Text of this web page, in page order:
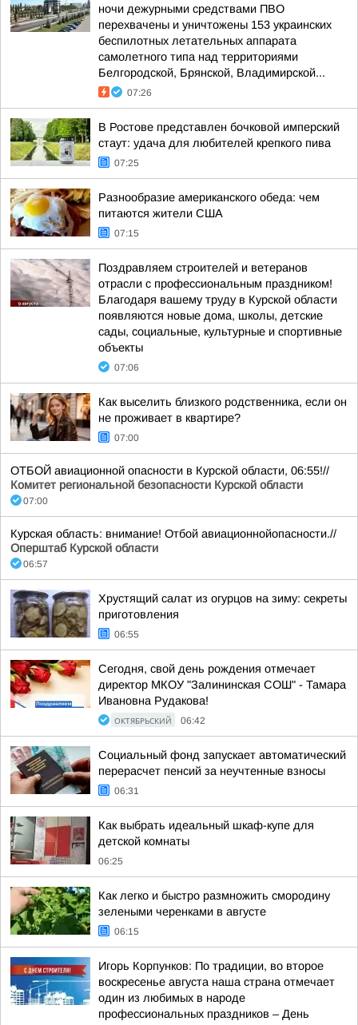
ночи дежурными средствами ПВО
перехвачены и уничтожены 153 украинских
беспилотных летательных аппарата
самолетного типа над территориями
Белгородской, Брянской, Владимирской...
07:26
В Ростове представлен бочковой имперский
стаут: удача для любителей крепкого пива
07:25
Разнообразие американского обеда: чем
питаются жители США
07:15
Поздравляем строителей и ветеранов
отрасли с профессиональным праздником!
Благодаря вашему труду в Курской области
появляются новые дома, школы, детские
сады, социальные, культурные и спортивные
объекты
07:06
Как выселить близкого родственника, если он
не проживает в квартире?
07:00
ОТБОЙ авиационной опасности в Курской области, 06:55!//
Комитет региональной безопасности Курской области
07:00
Курская область: внимание! Отбой авиационнойопасности.//
Оперштаб Курской области
06:57
Хрустящий салат из огурцов на зиму: секреты
приготовления
06:55
Сегодня, свой день рождения отмечает
директор МКОУ "Залининская СОШ" - Тамара
Ивановна Рудакова!
ОКТЯБРЬСКИЙ 06:42
Социальный фонд запускает автоматический
перерасчет пенсий за неучтенные взносы
06:31
Как выбрать идеальный шкаф-купе для
детской комнаты
06:25
Как легко и быстро размножить смородину
зелеными черенками в августе
06:15
Игорь Корпунков: По традиции, во второе
воскресенье августа наша страна отмечает
один из любимых в народе
профессиональных праздников – День